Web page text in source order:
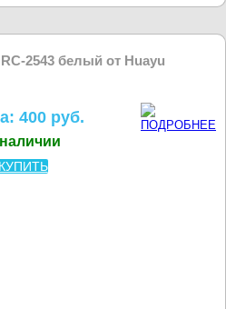
2543 белый от Huayu
400 руб.
КУПИТЬ